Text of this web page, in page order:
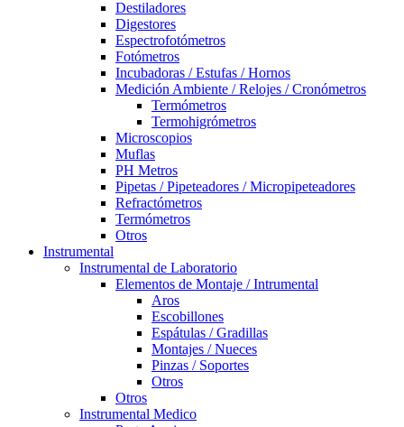
Destiladores
Digestores
Espectrofotómetros
Fotómetros
Incubadoras / Estufas / Hornos
Medición Ambiente / Relojes / Cronómetros
Termómetros
Termohigrómetros
Microscopios
Muflas
PH Metros
Pipetas / Pipeteadores / Micropipeteadores
Refractómetros
Termómetros
Otros
Instrumental
Instrumental de Laboratorio
Elementos de Montaje / Intrumental
Aros
Escobillones
Espátulas / Gradillas
Montajes / Nueces
Pinzas / Soportes
Otros
Otros
Instrumental Medico